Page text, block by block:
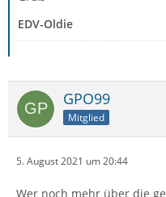
EDV-Oldie
GPO99
Mitglied
5. August 2021 um 20:44
Wer noch mehr über die